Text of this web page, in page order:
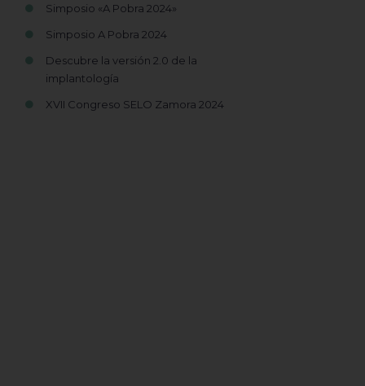
Simposio «A Pobra 2024»
Simposio A Pobra 2024
Descubre la versión 2.0 de la
implantología
XVII Congreso SELO Zamora 2024